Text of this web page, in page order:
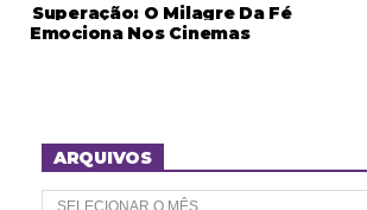
Superação: O Milagre Da Fé
Emociona Nos Cinemas
ARQUIVOS
A